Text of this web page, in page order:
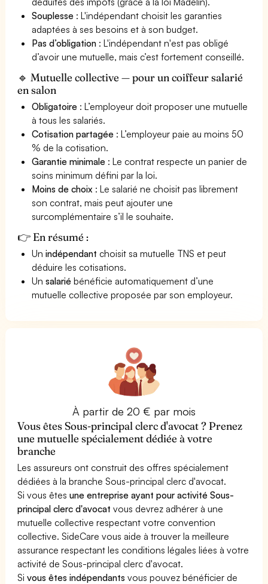
Souplesse : L'indépendant choisit les garanties
adaptées à ses besoins et à son budget.
Pas d’obligation : L'indépendant n'est pas obligé
d’avoir une mutuelle, mais c’est fortement conseillé.
🔹 Mutuelle collective — pour un coiffeur salarié
en salon
Obligatoire : L’employeur doit proposer une mutuelle
à tous les salariés.
Cotisation partagée : L’employeur paie au moins 50
% de la cotisation.
Garantie minimale : Le contrat respecte un panier de
soins minimum défini par la loi.
Moins de choix : Le salarié ne choisit pas librement
son contrat, mais peut ajouter une
surcomplémentaire s’il le souhaite.
👉 En résumé :
Unindépendant choisit sa mutuelle TNS et peut
déduire les cotisations.
Unsalarié bénéficie automatiquement d’une
mutuelle collective proposée par son employeur.
À partir de 20 € par mois
Vous êtes Sous-principal clerc d'avocat ? Prenez
une mutuelle spécialement dédiée à votre
branche
Les assureurs ont construit des offres spécialement
dédiées à la branche Sous-principal clerc d'avocat.
Si vous êtesune entreprise ayant pour activité Sous-
principal clerc d'avocat vous devrez adhérer à une
mutuelle collective respectant votre convention
collective. SideCare vous aide à trouver la meilleure
assurance respectant les conditions légales liées à votre
activité de Sous-principal clerc d'avocat.
Sivous êtes indépendants vous pouvez bénéficier de